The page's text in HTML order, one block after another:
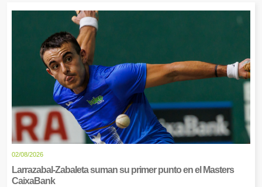
02/08/2026
Larrazabal-Zabaleta suman su primer punto en el Masters
CaixaBank